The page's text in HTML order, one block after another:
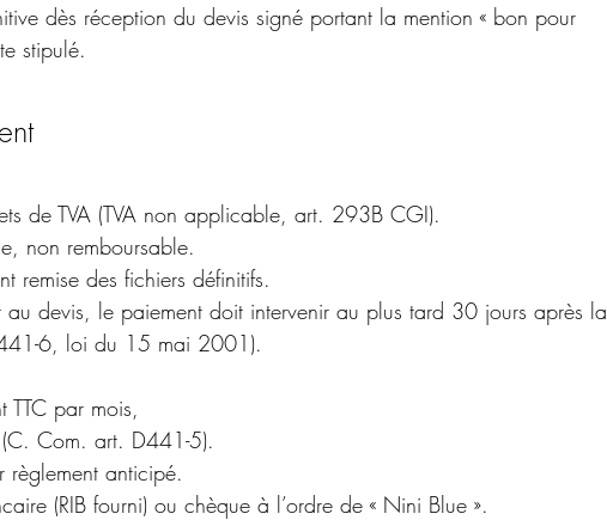
dès réception du devis signé portant la mention « bon pour
stipulé.
de TVA (TVA non applicable, art. 293B CGI).
non remboursable.
remise des fichiers définitifs.
au devis, le paiement doit intervenir au plus tard 30 jours après la
6, loi du 15 mai 2001).
TTC par mois,
Com. art. D441-5).
règlement anticipé.
(RIB fourni) ou chèque à l’ordre de « Nini Blue ».